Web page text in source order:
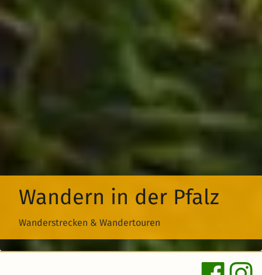
Wandern in der Pfalz
Wanderstrecken & Wandertouren